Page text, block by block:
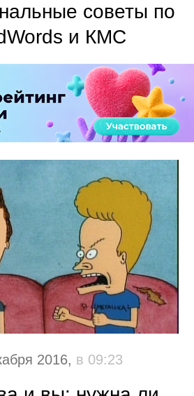
советы по
и КМС
2016, в 09:23